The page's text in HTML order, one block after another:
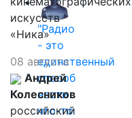
"Радио
- это
единственный
способ
нести
что-то
искусств
«Ника»
08 августа
Андрей
Колесников
российский